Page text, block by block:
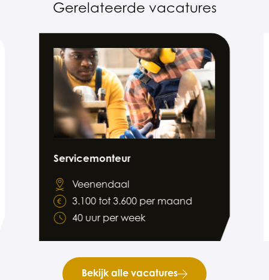
Gerelateerde vacatures
Servicemonteur
Veenendaal
3.100 tot 3.600 per maand
40 uur per week
Bekijk alle vacatures